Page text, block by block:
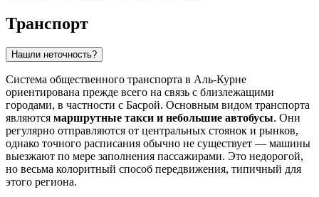
Транспорт
Нашли неточность?
Система общественного транспорта в Аль-Курне
ориентирована прежде всего на связь с близлежащими
городами, в частности с Басрой. Основным видом транспорта
являются маршрутные такси и небольшие автобусы. Они
регулярно отправляются от центральных стоянок и рынков,
однако точного расписания обычно не существует — машины
выезжают по мере заполнения пассажирами. Это недорогой,
но весьма колоритный способ передвижения, типичный для
этого региона.